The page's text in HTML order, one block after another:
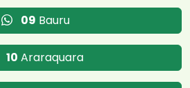
09 Bauru
10 Araraquara